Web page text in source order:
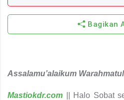
Bagikan
Assalamu’alaikum
Mastiokdr.com || Halo Sobat